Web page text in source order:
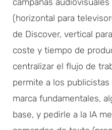
(horizontal para
de Discover, vertical
coste y tiempo de
centralizar el flujo de
permite a los
marca fundamentales,
base, y pedirle a la IA